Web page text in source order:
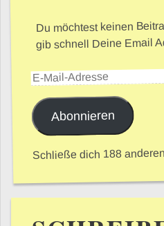
Du möchtest keinen
gib schnell Deine Email
E-Mail-Adresse
Abonnieren
Schließe dich 188